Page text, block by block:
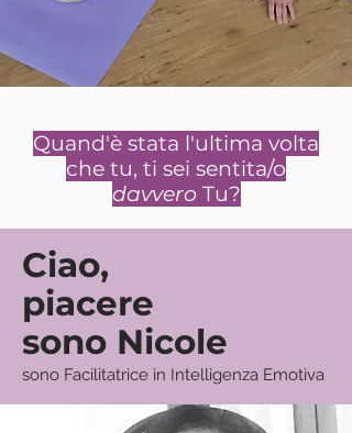
Quand'è stata l'ultima volta
che tu, ti sei sentita/o
davvero Tu?
Ciao,
piacere
sono Nicole
sono Facilitatrice in Intelligenza Emotiva